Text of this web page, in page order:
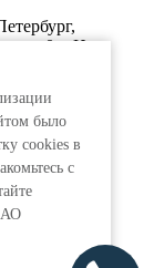
было
сookies в
с
АО
0+. Не